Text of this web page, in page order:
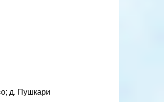
д. Пушкари